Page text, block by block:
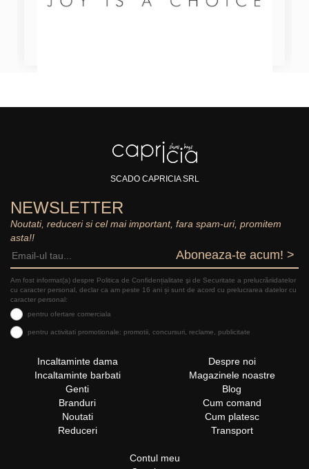
SCADO CAPRICIA SRL
NEWSLETTER
Noutati, reduceri si cel mai important, fara spam-uri, promitem
asta!!
Aboneaza-te acum! >
Am fost informat(a) despre Politica de Confidențialitate şi de Securitate a prelucrăriidatelor
cu caracter personal, declar ca am peste 16 ani și sunt de acord cu prelucrarea datelor cu
caracter personal:
pentru ofertare comerciala
pentru activitati promotionale: promotii, concursuri, reclame, publicitate
Incaltaminte dama
Incaltaminte barbati
Genti
Branduri
Noutati
Reduceri
Despre noi
Magazinele noastre
Blog
Cum comand
Cum platesc
Transport
Contul meu